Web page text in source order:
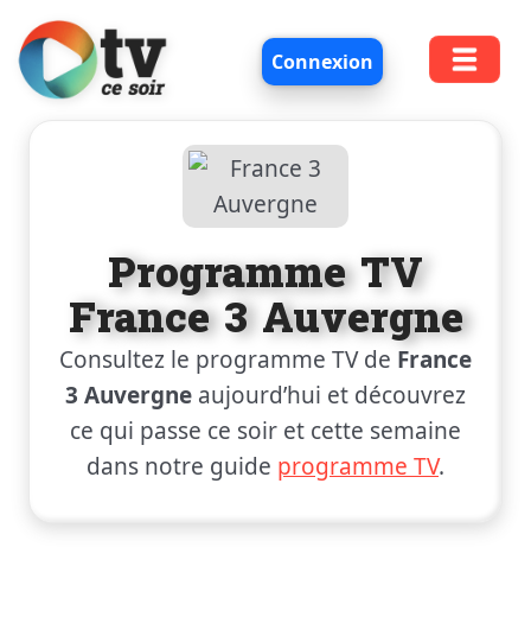
Connexion
Programme TV
France 3 Auvergne
Consultez le programme TV de France
3 Auvergne aujourd’hui et découvrez
ce qui passe ce soir et cette semaine
dans notre guide programme TV.